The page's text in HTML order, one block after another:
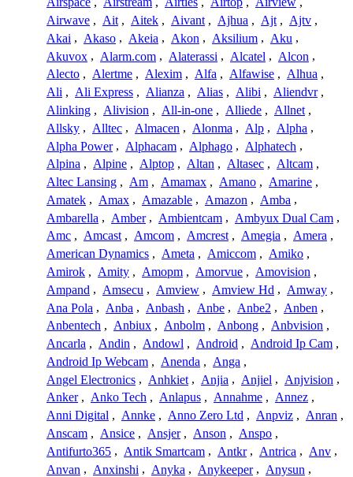
Airwave , Ait , Aitek , Aivant , Ajhua , Ajt , Ajtv ,
Akai , Akaso , Akeia , Akon , Aksilium , Aku ,
Akuvox , Alarm.com , Alaterassi , Alcatel , Alcon ,
Alecto , Alertme , Alexim , Alfa , Alfawise , Alhua ,
Ali , Ali Express , Alianza , Alias , Alibi , Aliendvr ,
Alinking , Alivision , All-in-one , Alliede , Allnet ,
Allsky , Alltec , Almacen , Alonma , Alp , Alpha ,
Alpha Power , Alphacam , Alphago , Alphatech ,
Alpina , Alpine , Alptop , Altan , Altasec , Altcam ,
Altec Lansing , Am , Amamax , Amano , Amarine ,
Amatek , Amax , Amazable , Amazon , Amba ,
Ambarella , Amber , Ambientcam , Ambyux Dual Cam ,
Amc , Amcast , Amcom , Amcrest , Amegia , Amera ,
American Dynamics , Ameta , Amiccom , Amiko ,
Amirok , Amity , Amopm , Amorvue , Amovision ,
Ampand , Amsecu , Amview , Amview Hd , Amway ,
Ana Pola , Anba , Anbash , Anbe , Anbe2 , Anben ,
Anbentech , Anbiux , Anbolm , Anbong , Anbvision ,
Ancarla , Andin , Andowl , Android , Android Ip Cam ,
Android Ip Webcam , Anenda , Anga ,
Angel Electronics , Anhkiet , Anjia , Anjiel , Anjvision ,
Anker , Anko Tech , Anlapus , Annahme , Annez ,
Anni Digital , Annke , Anno Zero Ltd , Anpviz , Anran ,
Anscam , Ansice , Ansjer , Anson , Anspo ,
Antifurto365 , Antik Smartcam , Antkr , Antrica , Anv ,
Anvan , Anxinshi , Anyka , Anykeeper , Anysun ,